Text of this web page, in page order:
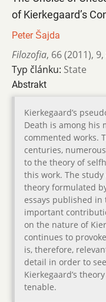
of Kierkegaard’s
Peter Šajda
Filozofia, 66 (2011), 9,
Typ článku: State
Abstrakt
Kierkegaard’s
Death is among his
commented works.
centuries,
to the theory of
this work. The
theory formulated
essays published in
important
on the nature of
continues to
is, therefore,
detail in order to
Kierkegaard’s
tenable.